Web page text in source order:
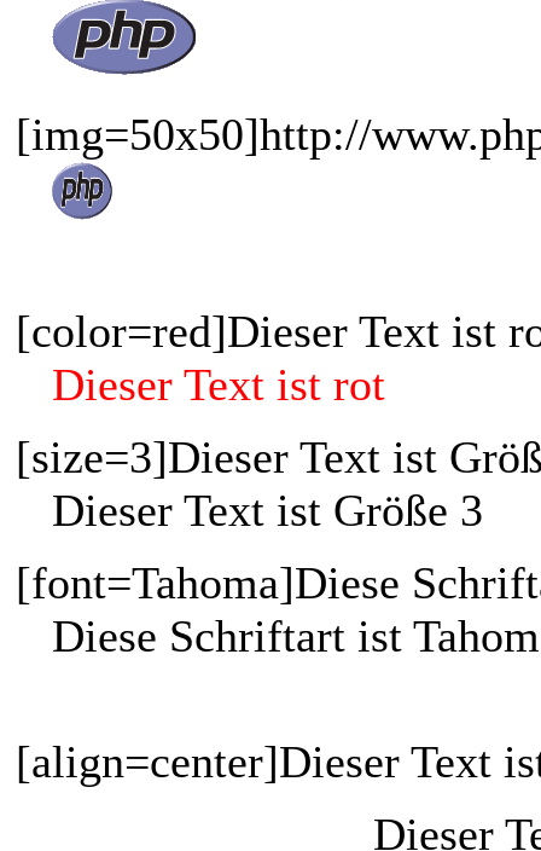
[img=50x50]http://
[color=red]Dieser Text ist
Dieser Text ist rot
[size=3]Dieser Text ist
Dieser Text ist Größe 3
[font=Tahoma]Diese
Diese Schriftart ist
[align=center]Dieser Text
Dieser